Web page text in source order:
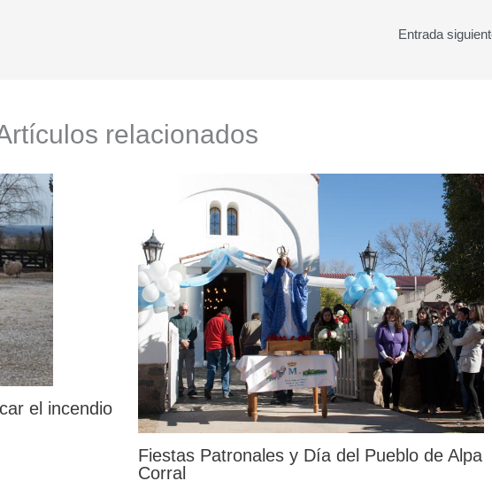
Entrada
relacionados
el incendio
Fiestas Patronales y Día del Pueblo de Alpa
Corral